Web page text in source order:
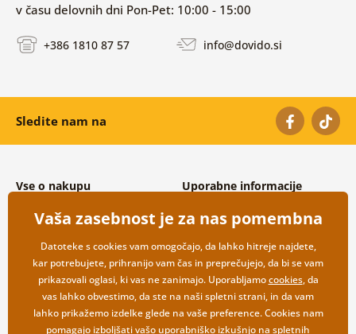
v času delovnih dni Pon-Pet: 10:00 - 15:00
+386 1810 87 57 info@dovido.si
Sledite nam na
Vse o nakupu
Splošni in reklamacijski pogoji
Varovanje osebnih podatkov
Možnosti dostave in plačila
Vračilo blaga
Uporabne informacije
Pogosto zastavljena vprašanja
Kontakti
Veleprodaja
Vaša zasebnost je za nas pomembna
Datoteke s cookies vam omogočajo, da lahko hitreje najdete,
kar potrebujete, prihranijo vam čas in preprečujejo, da bi se vam
prikazovali oglasi, ki vas ne zanimajo. Uporabljamocookies, da
vas lahko obvestimo, da ste na naši spletni strani, in da vam
lahko prikažemo izdelke glede na vaše preference. Cookies nam
pomagajo izboljšati vašo uporabniško izkušnjo na spletnih